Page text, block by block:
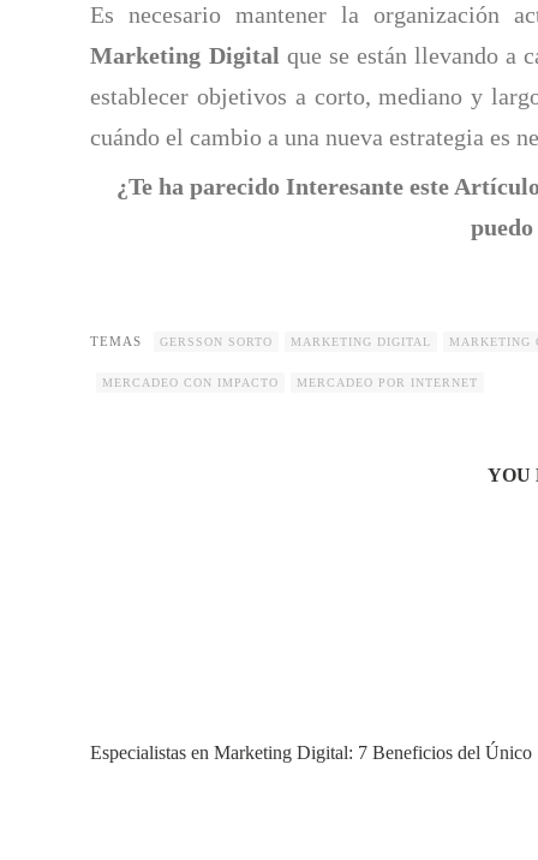
Es necesario mantener la organización
Marketing Digital que se están llevando a
establecer objetivos a corto, mediano y
cuándo el cambio a una nueva estrategia es
¿Te ha parecido Interesante este
TEMAS GERSSON SORTO MARKETING DIGITAL MARKETING
MERCADEO CON IMPACTO MERCADEO POR INTERNET
YOU
Especialistas en Marketing Digital: 7 Beneficios del Único